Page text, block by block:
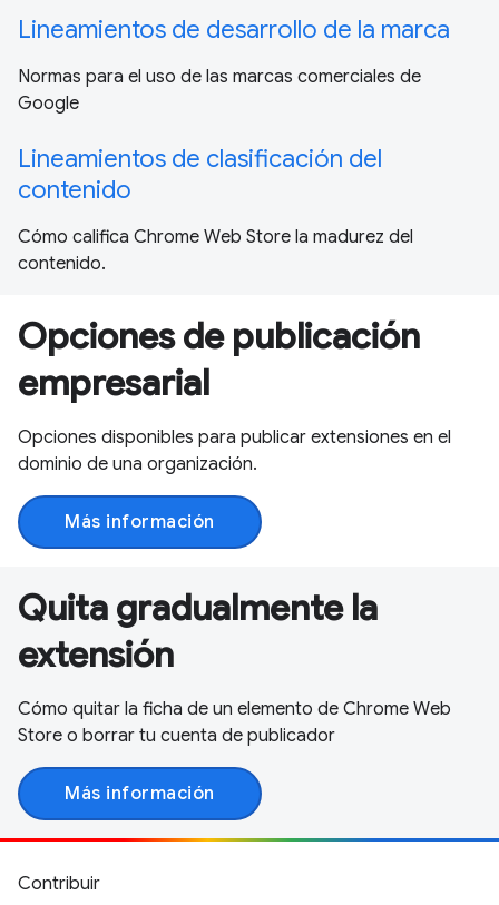
Lineamientos de desarrollo de la marca
Normas para el uso de las marcas comerciales de
Google
Lineamientos de clasificación del
contenido
Cómo califica Chrome Web Store la madurez del
contenido.
Opciones de publicación
empresarial
Opciones disponibles para publicar extensiones en el
dominio de una organización.
Más información
Quita gradualmente la
extensión
Cómo quitar la ficha de un elemento de Chrome Web
Store o borrar tu cuenta de publicador
Más información
Contribuir